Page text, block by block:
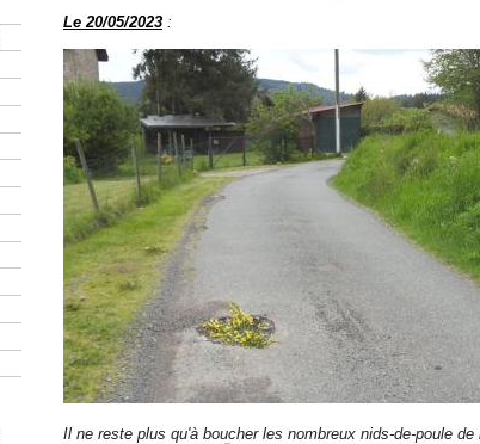
Le 20/05/2023 :
Il ne reste plus qu'à boucher les nombreux nids-de-poule de